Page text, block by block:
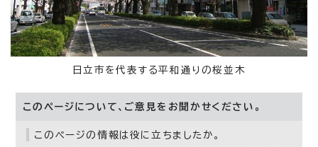
日立市を代表する平和通りの桜並木
このページについて、ご意見をお聞かせください。
このページの情報は役に立ちましたか。